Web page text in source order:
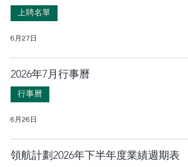
上聘名單
6月27日
2026年7月行事曆
行事曆
6月26日
領航計劃2026年下半年度業績週期表